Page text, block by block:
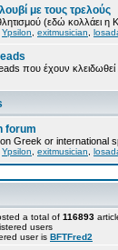
με τους τρελούς
(εδώ κολλάει η
Ypsilon exitmusician
που έχουν
forum
Greek or international
Ypsilon exitmusician
a total of 116893
users
user is BFTFred2